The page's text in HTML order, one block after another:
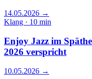
14.05.2026 →
Klang · 10 min
Enjoy Jazz im
2026 verspricht
10.05.2026 →